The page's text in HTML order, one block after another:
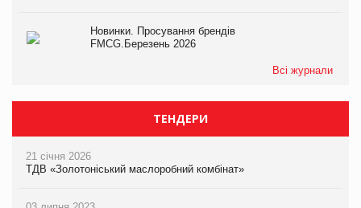
Новинки. Просування брендів
FMCG.Березень 2026
Всі журнали
ТЕНДЕРИ
21 січня 2026
ТДВ «Золотоніський маслоробний комбінат»